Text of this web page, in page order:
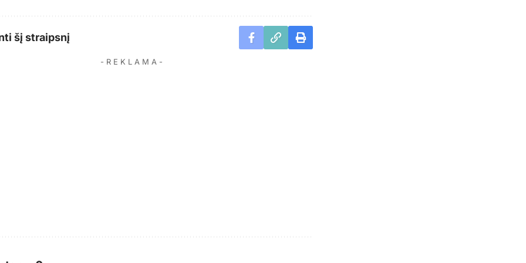
šį straipsnį
- R E K L A M A -